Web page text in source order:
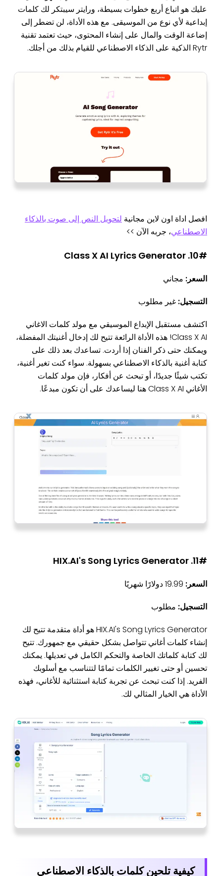
عليك هو اتباع أربع خطوات بسيطة، ورايتر سيبتكر لك كلمات
إبداعية لأي نوع من الموسيقى. مع هذه الأداة، لن تضطر إلى
إضاعة الوقت والمال على إنشاء المحتوى، حيث تعتمد تقنية
Rytr الذكية على الذكاء الاصطناعي للقيام بذلك من أجلك.
افصل اداة اون لاين مجانية لتحويل النص إلى صوت بالذكاء
الاصطناعي، جربه الآن >>
10#. Class X AI Lyrics Generator
السعر: مجاني
التسجيل: غير مطلوب
اكتشف مستقبل الإبداع الموسيقي مع مولد كلمات الاغاني
Class X AI! هذه الأداة الرائعة تتيح لك إدخال أغنيتك المفضلة،
ويمكنك حتى ذكر الفنان إذا أردت. تساعدك بعد ذلك على
كتابة أغنية بالذكاء الاصطناعي بسهولة. سواء كنت تغير أغنية،
تكتب شيئًا جديدًا، أو تبحث عن أفكار، فإن مولد كلمات
الأغاني Class X AI هنا ليساعدك على أن تكون مبدعًا.
11#. HIX.AI's Song Lyrics Generator
السعر:
التسجيل: مطلوب
HIX.AI's Song Lyrics Generator هو أداة متقدمة تتيح لك
إنشاء كلمات أغاني تتواصل بشكل حقيقي مع جمهورك. تتيح
لك كتابة كلماتك الخاصة والتحكم الكامل في تعديلها. يمكنك
تحسين أو حتى تغيير الكلمات تمامًا لتتناسب مع أسلوبك
الفريد. إذا كنت تبحث عن تجربة كتابة استثنائية للأغاني، فهذه
الأداة هي الخيار المثالي لك.
كيفية تلحين كلمات بالذكاء الاصطناعي